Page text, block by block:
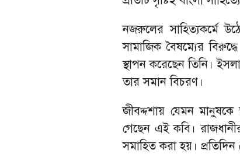
নজরুলের সাহিত্যকর্মে
সামাজিক বৈষম্যের
স্থাপন করেছেন তিনি।
তার সমান বিচরণ।
জীবদ্দশায় যেমন
গেছেন এই কবি।
সমাহিত করা হয়।